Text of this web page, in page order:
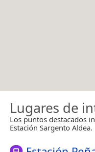
Lugares de
Los puntos destacados
Estación Sargento Aldea.